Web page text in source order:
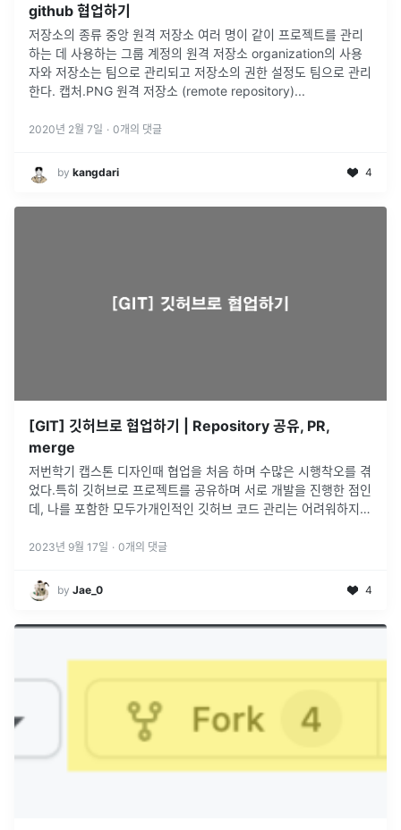
github 협업하기
저장소의 종류 중앙 원격 저장소 여러 명이 같이 프로젝트를 관리
하는 데 사용하는 그룹 계정의 원격 저장소 organization의 사용
자와 저장소는 팀으로 관리되고 저장소의 권한 설정도 팀으로 관리
한다. 캡처.PNG 원격 저장소 (remote repository)...
2020년 2월 7일 · 0개의 댓글
by kangdari 4
[GIT] 깃허브로 협업하기 | Repository 공유, PR,
merge
저번학기 캡스톤 디자인때 협업을 처음 하며 수많은 시행착오를 겪
었다.특히 깃허브로 프로젝트를 공유하며 서로 개발을 진행한 점인
데, 나를 포함한 모두가개인적인 깃허브 코드 관리는 어려워하지
Request(PR...
2023년 9월 17일 · 0개의 댓글
by Jae_0 4